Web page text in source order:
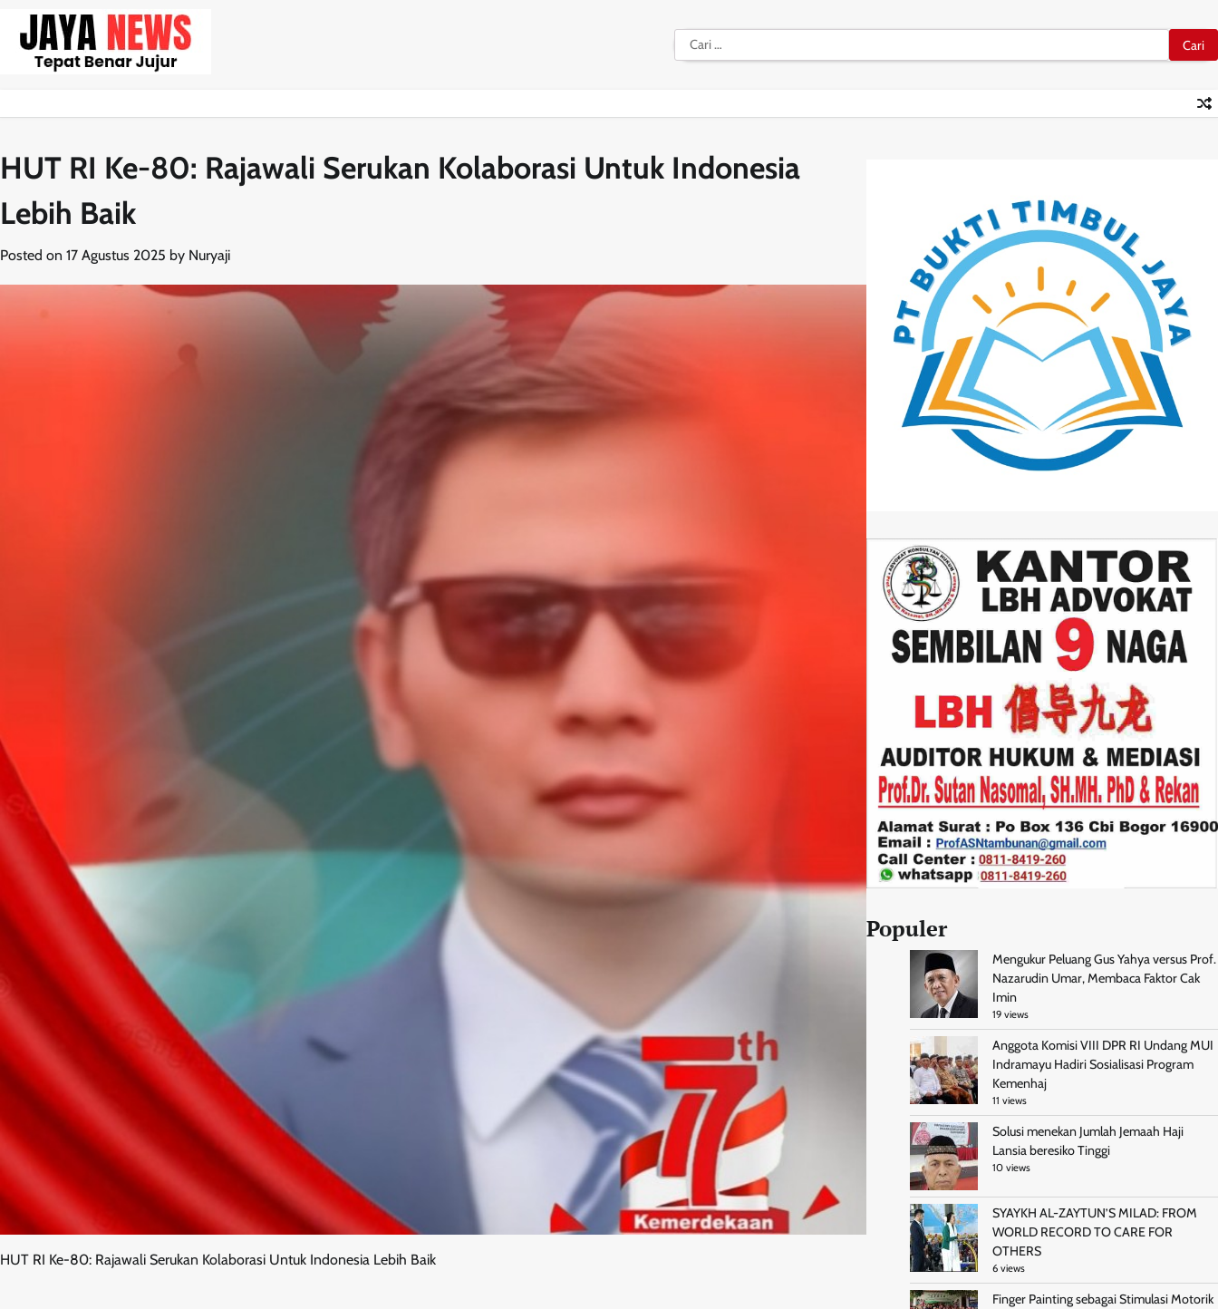
content
Cari
untuk:
HUT RI Ke-80: Rajawali Serukan Kolaborasi Untuk Indonesia
Lebih Baik
Posted on 17 Agustus 2025 by Nuryaji
HUT RI Ke-80: Rajawali Serukan Kolaborasi Untuk Indonesia Lebih Baik
Populer
Mengukur Peluang Gus Yahya versus Prof.
Nazarudin Umar, Membaca Faktor Cak
Imin
19 views
Anggota Komisi VIII DPR RI Undang MUI
Indramayu Hadiri Sosialisasi Program
Kemenhaj
11 views
Solusi menekan Jumlah Jemaah Haji
Lansia beresiko Tinggi
10 views
SYAYKH AL-ZAYTUN’S MILAD: FROM
WORLD RECORD TO CARE FOR
OTHERS
6 views
Finger Painting sebagai Stimulasi Motorik